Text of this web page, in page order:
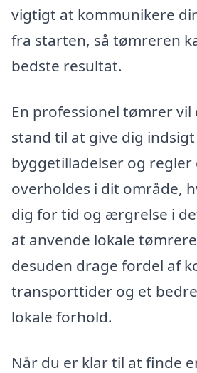
vigtigt at kommunikere
fra starten, så tømreren
bedste resultat.
En professionel tømrer
stand til at give dig
byggetilladelser og regler
overholdes i dit område,
dig for tid og ærgrelse i
at anvende lokale
desuden drage fordel af
transporttider og et
lokale forhold.
Når du er klar til at finde